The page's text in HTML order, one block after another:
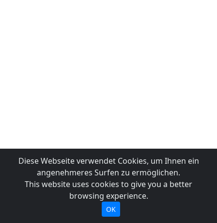
Diese Webseite verwendet Cookies, um Ihnen ein
angenehmeres Surfen zu ermöglichen.
This website uses cookies to give you a better
browsing experience.
OK